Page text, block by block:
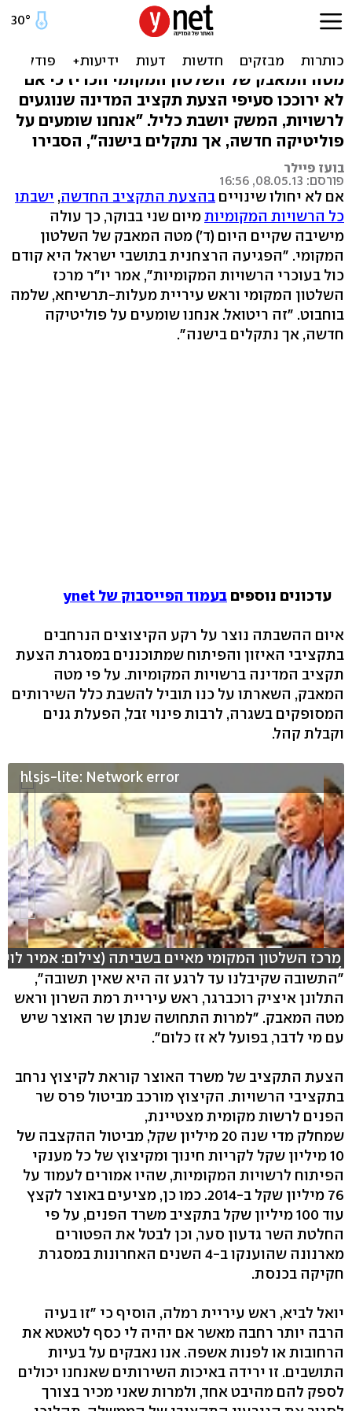
הרשויות מאיימות: שינוי
תקציב או שביתה מיום ב'
מטה המאבק של השלטון המקומי הכריז כי אם
לא ירוככו סעיפי הצעת תקציב המדינה שנוגעים
לרשויות, המשק יושבת כליל. "אנחנו שומעים על
פוליטיקה חדשה, אך נתקלים בישנה", הסבירו
בועז פיילר
פורסם: 08.05.13, 16:56
אם לא יחולו שינויים בהצעת התקציב החדשה, ישבתו
כל הרשויות המקומיותמיום שני בבוקר, כך עולה
מישיבה שקיים היום (ד') מטה המאבק של השלטון
המקומי. "הפגיעה הרצחנית בתושבי ישראל היא קודם
כול בעוכרי הרשויות המקומיות", אמר יו"ר מרכז
השלטון המקומי וראש עיריית מעלות-תרשיחא, שלמה
בוחבוט. "זה ריטואל. אנחנו שומעים על פוליטיקה
חדשה, אך נתקלים בישנה".
עדכונים נוספים בעמוד הפייסבוק של ynet
איום ההשבתה נוצר על רקע הקיצוצים הנרחבים
בתקציבי האיזון והפיתוח שמתוכננים במסגרת הצעת
תקציב המדינה ברשויות המקומיות. על פי מטה
המאבק, השארתו על כנו תוביל להשבת כלל השירותים
המסופקים בשגרה, לרבות פינוי זבל, הפעלת גנים
וקבלת קהל.
hlsjs-lite: Network error
מרכז השלטון המקומי מאיים בשביתה (צילום: אמיר לוי
)
"התשובה שקיבלנו עד לרגע זה היא שאין תשובה",
התלונן איציק רוכברגר, ראש עיריית רמת השרון וראש
מטה המאבק. "למרות התחושה שנתן שר האוצר שיש
עם מי לדבר, בפועל לא זז כלום".
הצעת התקציב של משרד האוצר קוראת לקיצוץ נרחב
בתקציבי הרשויות. הקיצוץ מורכב מביטול פרס שר
הפנים לרשות מקומית מצטיינת,
שמחלק מדי שנה 20 מיליון שקל, מביטול ההקצבה של
10 מיליון שקל לקריות חינוך ומקיצוץ של כל מענקי
הפיתוח לרשויות המקומיות, שהיו אמורים לעמוד על
76 מיליון שקל ב-2014. כמו כן, מציעים באוצר לקצץ
עוד 100 מיליון שקל בתקציב משרד הפנים, על פי
החלטת השר גדעון סער, וכן לבטל את הפטורים
מארנונה שהוענקו ב-4 השנים האחרונות במסגרת
חקיקה בכנסת.
יואל לביא, ראש עיריית רמלה, הוסיף כי "זו בעיה
הרבה יותר רחבה מאשר אם יהיה לי כסף לטאטא את
הרחובות או לפנות אשפה. אנו נאבקים על בעיות
התושבים. זו ירידה באיכות השירותים שאנחנו יכולים
לספק להם מהיבט אחד, ולמרות שאני מכיר בצורך